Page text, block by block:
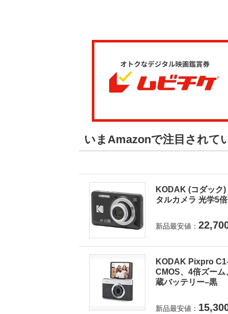
いまAmazonで注目されて
KODAK (コダック
タルカメラ 光学5
新品最安値：
KODAK Pixpro
CMOS、4倍ズー
蔵バッテリー–黒
新品最安値：